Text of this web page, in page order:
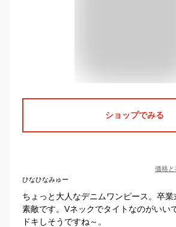
ショップでみる
価格と
ひなひなみゅー
ちょっと大人なデニムワンピース。卒業
素敵です。Vネックでタイトなのがいい
ドキしそうですね～。